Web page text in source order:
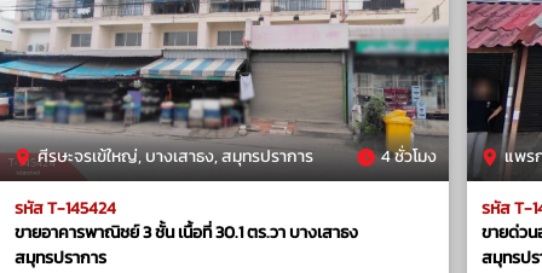
ศีรษะจรเข้ใหญ่, บางเสาธง, สมุทรปราการ 4 ชั่วโมง
รหัส T-145424
ขายอาคารพาณิชย์ 3 ชั้น เนื้อที่ 30.1 ตร.วา บางเสาธง
สมุทรปราการ
แพร
รหัส T-
ขายด่ว
สมุทรปร